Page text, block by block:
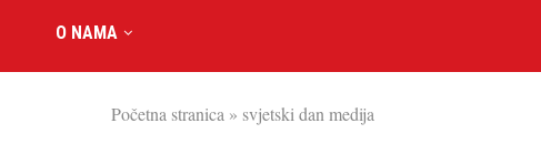
O NAMA
Početna stranica » svjetski dan medija